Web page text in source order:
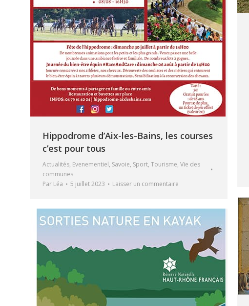
Hippodrome d’Aix-les-Bains, les courses
c’est pour tous
Actualités, Evenementiel, Savoie, Sport, Tourisme, Vie des
communes
Par Léa 5 juillet 2023 Laisser un commentaire